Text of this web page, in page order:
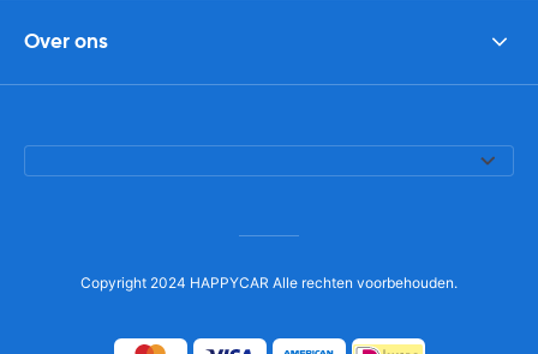
Over ons
Copyright 2024 HAPPYCAR Alle rechten voorbehouden.